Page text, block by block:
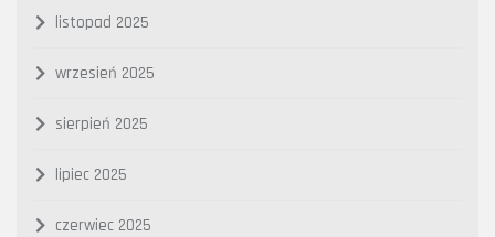
listopad 2025
wrzesień 2025
sierpień 2025
lipiec 2025
czerwiec 2025